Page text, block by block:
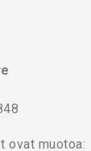
ovat muotoa: